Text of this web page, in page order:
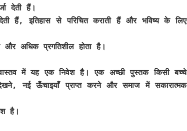
देती हैं।
हैं, इतिहास से परिचित कराती हैं और भविष्य के लिए
अधिक प्रगतिशील होता है।
में यह एक निवेश है। एक अच्छी पुस्तक किसी बच्चे
नई ऊँचाइयाँ प्राप्त करने और समाज में सकारात्मक
है।